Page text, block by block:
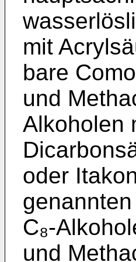
mit
bare
und
Alkoholen
oder
C₈-
und